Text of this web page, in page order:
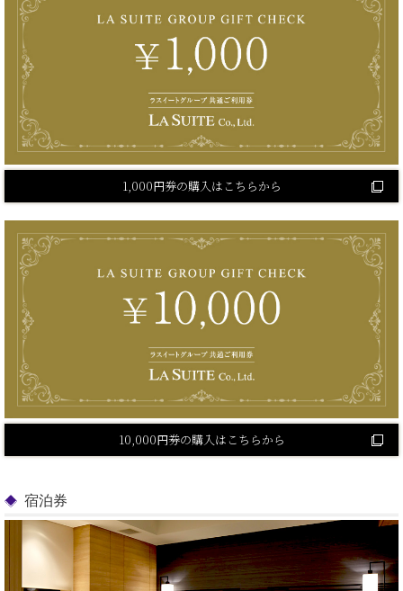
1,000円券の購入はこちらから
10,000円券の購入はこちらから
宿泊券